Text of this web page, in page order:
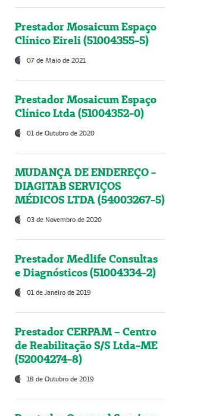
Prestador Mosaicum Espaço
Clínico Eireli (51004355-5)
07 de Maio de 2021
Prestador Mosaicum Espaço
Clínico Ltda (51004352-0)
01 de Outubro de 2020
MUDANÇA DE ENDEREÇO -
DIAGITAB SERVIÇOS
MÉDICOS LTDA (54003267-5)
03 de Novembro de 2020
Prestador Medlife Consultas
e Diagnósticos (51004334-2)
01 de Janeiro de 2019
Prestador CERPAM – Centro
de Reabilitação S/S Ltda-ME
(52004274-8)
18 de Outubro de 2019